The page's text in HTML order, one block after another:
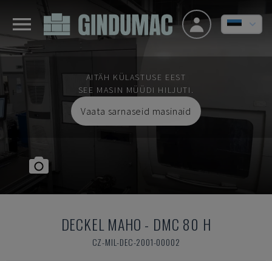
AITÄH KÜLASTUSE EEST
SEE MASIN MÜÜDI HILJUTI.
Vaata sarnaseid masinaid
DECKEL MAHO - DMC 80 H
CZ-MIL-DEC-2001-00002